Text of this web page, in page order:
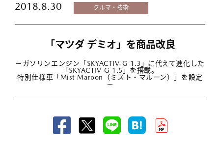
2018.8.30 クルマ・技術
「マツダ デミオ」を商品改良
－ガソリンエンジン「SKYACTIV-G 1.3」に代えて進化した
「SKYACTIV-G 1.5」を搭載。
特別仕様車「Mist Maroon（ミスト・マルーン）」を設定
－